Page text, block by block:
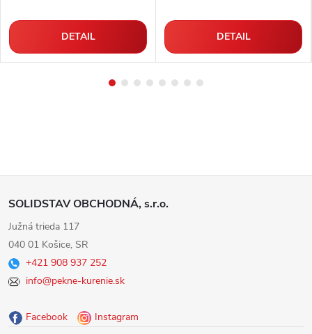
DETAIL DETAIL
Z
á
p
ä
SOLIDSTAV OBCHODNÁ, s.r.o.
Južná trieda 117
040 01 Košice, SR
+421 908 937 252
info@pekne-kurenie.sk
Facebook Instagram